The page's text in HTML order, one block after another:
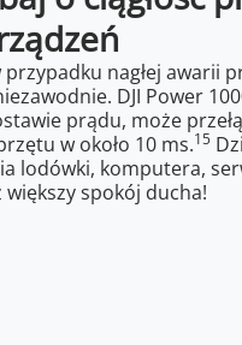
nagłej awarii
DJI Power
prądu, może
w około 10 ms.15
lodówki, komputera,
większy spokój ducha!